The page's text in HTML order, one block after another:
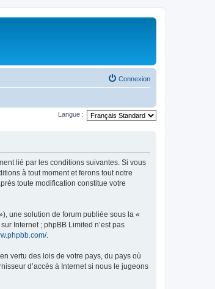
Connexion
Langue :
lié par les conditions suivantes. Si vous
à tout moment et ferons tout notre
toute modification constitue votre
une solution de forum publiée sous la «
Internet ; phpBB Limited n’est pas
.
vertu des lois de votre pays, du pays où
d’accès à Internet si nous le jugeons